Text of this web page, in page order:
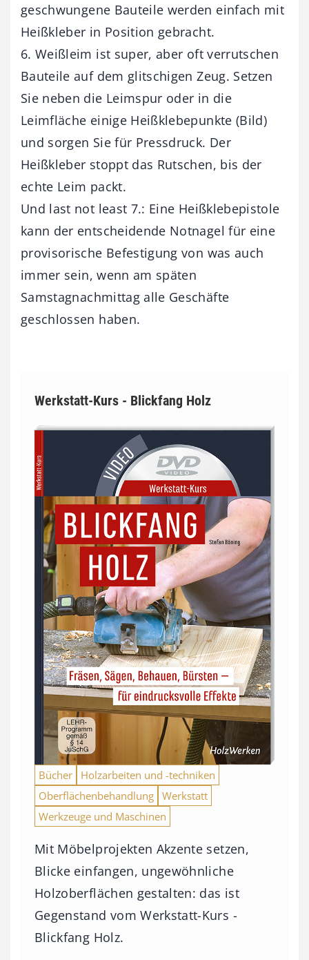
geschwungene Bauteile werden einfach mit
Heißkleber in Position gebracht.
6. Weißleim ist super, aber oft verrutschen
Bauteile auf dem glitschigen Zeug. Setzen
Sie neben die Leimspur oder in die
Leimfläche einige Heißklebepunkte (Bild)
und sorgen Sie für Pressdruck. Der
Heißkleber stoppt das Rutschen, bis der
echte Leim packt.
Und last not least 7.: Eine Heißklebepistole
kann der entscheidende Notnagel für eine
provisorische Befestigung von was auch
immer sein, wenn am späten
Samstagnachmittag alle Geschäfte
geschlossen haben.
Werkstatt-Kurs - Blickfang Holz
Bücher
Holzarbeiten und -techniken
Oberflächenbehandlung Werkstatt
Werkzeuge und Maschinen
Mit Möbelprojekten Akzente setzen,
Blicke einfangen, ungewöhnliche
Holzoberflächen gestalten: das ist
Gegenstand vom Werkstatt-Kurs -
Blickfang Holz.